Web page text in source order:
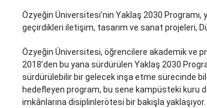
Özyeğin Üniversitesi’nin Yaklaş 2030
geçirdikleri iletişim, tasarım ve sanat projeleri,
Özyeğin Üniversitesi, öğrencilere akademik ve
2018’den bu yana sürdürülen Yaklaş 2030
sürdürülebilir bir gelecek inşa etme sürecinde
hedefleyen program, bu sene kampüsteki kuru
imkânlarına disiplinlerötesi bir bakışla yaklaşıyor.